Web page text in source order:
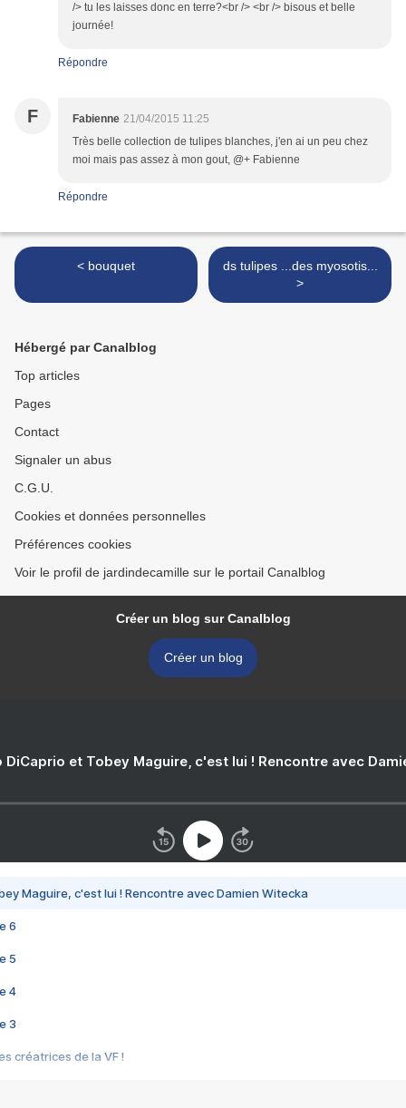
/> tu les laisses donc en terre?<br /> <br /> bisous et belle
journée!
Répondre
F Fabienne 21/04/2015 11:25
Très belle collection de tulipes blanches, j'en ai un peu chez
moi mais pas assez à mon gout, @+ Fabienne
Répondre
< bouquet
ds tulipes ...des myosotis...
>
Hébergé par Canalblog
Top articles
Pages
Contact
Signaler un abus
C.G.U.
Cookies et données personnelles
Préférences cookies
Voir le profil de jardindecamille sur le portail Canalblog
Créer un blog sur Canalblog
Créer un blog
DiCaprio et Tobey Maguire, c'est lui ! Rencontre avec
Maguire, c'est lui ! Rencontre avec Damien Witecka
6
5
4
3
créatrices de la VF !